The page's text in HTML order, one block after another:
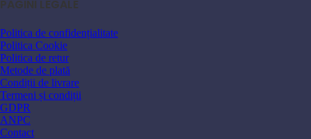
PAGINI LEGALE
Politica de confidențialitate
Politica Cookie
Politica de retur
Metode de plată
Condiții de livrare
Termeni și condiții
GDPR
ANPC
Contact